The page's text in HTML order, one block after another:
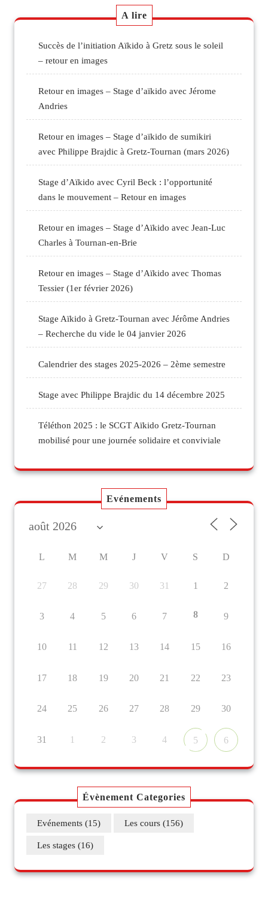
A lire
Succès de l’initiation Aïkido à Gretz sous le soleil
– retour en images
Retour en images – Stage d’aïkido avec Jérome
Andries
Retour en images – Stage d’aïkido de sumikiri
avec Philippe Brajdic à Gretz-Tournan (mars 2026)
Stage d’Aïkido avec Cyril Beck : l’opportunité
dans le mouvement – Retour en images
Retour en images – Stage d’Aïkido avec Jean-Luc
Charles à Tournan-en-Brie
Retour en images – Stage d’Aïkido avec Thomas
Tessier (1er février 2026)
Stage Aïkido à Gretz-Tournan avec Jérôme Andries
– Recherche du vide le 04 janvier 2026
Calendrier des stages 2025-2026 – 2ème semestre
Stage avec Philippe Brajdic du 14 décembre 2025
Téléthon 2025 : le SCGT Aïkido Gretz-Tournan
mobilisé pour une journée solidaire et conviviale
Evénements
L M M J V S D
27 28 29 30 31 1 2
3 4 5 6 7 8 9
10 11 12 13 14 15 16
17 18 19 20 21 22 23
24 25 26 27 28 29 30
31 1 2 3 4 5 6
Évènement Categories
Evénements (15) Les cours (156)
Les stages (16)